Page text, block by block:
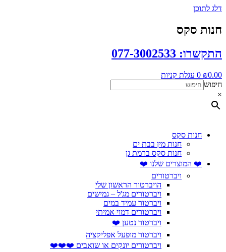
דלג לתוכן
חנות סקס
התקשרו: 077-3002533
₪0.00
0 עגלת קניות
חיפוש
×
חנות סקס
חנות מין בבת ים
חנות סקס ברמת גן
❤️ המוצרים שלנו ❤️
ויברטורים
הויברטור הראשון שלי
ויברטורים מג'ל – גמישים
ויברטור עמיד במים
ויברטורים דמוי אמיתי
ויברטור נטען ❤️
ויברטור מופעל אפליקציה
ויברטורים יונקים או שואבים ❤️❤️❤️